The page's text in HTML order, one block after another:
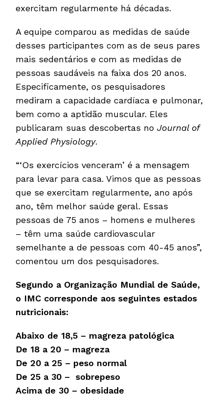
exercitam regularmente há décadas.
A equipe comparou as medidas de saúde
desses participantes com as de seus pares
mais sedentários e com as medidas de
pessoas saudáveis na faixa dos 20 anos.
Especificamente, os pesquisadores
mediram a capacidade cardíaca e pulmonar,
bem como a aptidão muscular. Eles
publicaram suas descobertas noJournal of
Applied Physiology.
“‘Os exercícios venceram’ é a mensagem
para levar para casa. Vimos que as pessoas
que se exercitam regularmente, ano após
ano, têm melhor saúde geral. Essas
pessoas de 75 anos – homens e mulheres
– têm uma saúde cardiovascular
semelhante a de pessoas com 40-45 anos”,
comentou um dos pesquisadores.
Segundo a Organização Mundial de Saúde,
o IMC corresponde aos seguintes estados
nutricionais:
Abaixo de 18,5 – magreza patológica
De 18 a 20 – magreza
De 20 a 25 – peso normal
De 25 a 30 – sobrepeso
Acima de 30 – obesidade